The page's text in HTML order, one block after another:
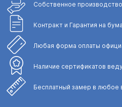
Собственное производство
Контракт и Гарантия на
Любая форма оплаты
Наличие сертификатов
Бесплатный замер в любое